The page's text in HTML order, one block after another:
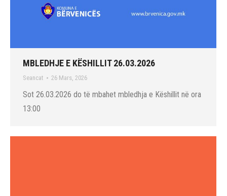
MBLEDHJE E KËSHILLIT 26.03.2026
Seancat 26 Mars, 2026
Sot 26.03.2026 do të mbahet mbledhja e Këshillit në ora
13:00